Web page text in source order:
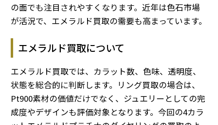
の面でも注目されやすくなります。近年は色石市場
が活況で、エメラルド買取の需要も高まっています。
エメラルド買取について
エメラルド買取では、カラット数、色味、透明度、
状態を総合的に判断します。リング買取の場合は、
Pt900素材の価値だけでなく、ジュエリーとしての完
成度やデザインも評価対象となります。今回の4カラ